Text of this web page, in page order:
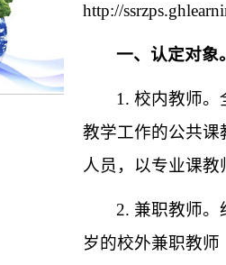
http://
一、认定对象
1. 校内教师
教学工作的公共课
人员，以专业课
2. 兼职教师
岁的校外兼职教